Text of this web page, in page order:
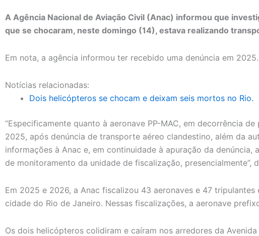
A Agência Nacional de Aviação Civil (Anac) informou que
que se chocaram, neste domingo (14), estava realizando
Em nota, a agência informou ter recebido uma denúncia em 2025.
Notícias relacionadas:
Dois helicópteros se chocam e deixam seis mortos no Rio.
“Especificamente quanto à aeronave PP-MAC, em decorrência
2025, após denúncia de transporte aéreo clandestino, além da
informações à Anac e, em continuidade à apuração da denúncia,
de monitoramento da unidade de fiscalização, presencialmente”,
Em 2025 e 2026, a Anac fiscalizou 43 aeronaves e 47 tripulantes
cidade do Rio de Janeiro. Nessas fiscalizações, a aeronave
Os dois helicópteros colidiram e caíram nos arredores da